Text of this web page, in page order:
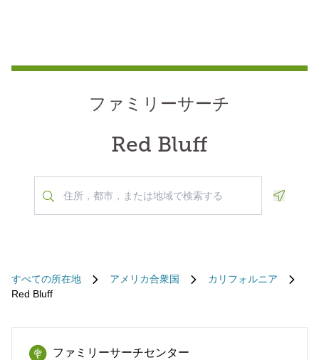
ファミリーサーチ
Red Bluff
すべての所在地 アメリカ合衆国
カリフォルニア
Red Bluff
ファミリーサーチセンター